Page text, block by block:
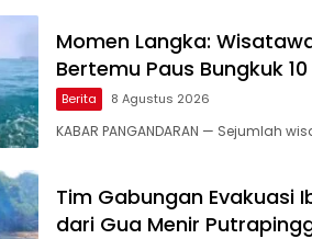
Momen Langka:
Bertemu Paus Bungkuk
Berita 8 Agustus 2026
KABAR PANGANDARAN — Sejumlah
Tim Gabungan Evakuasi
dari Gua Menir